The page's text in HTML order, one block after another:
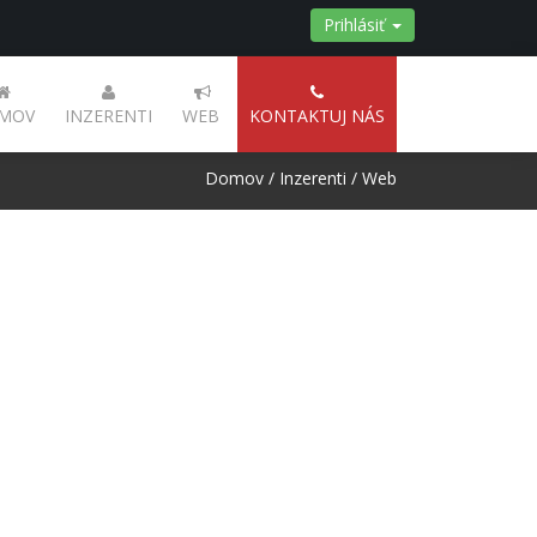
Prihlásiť
INZERENTI WEB KONTAKTUJ NÁS
Domov / Inzerenti / Web